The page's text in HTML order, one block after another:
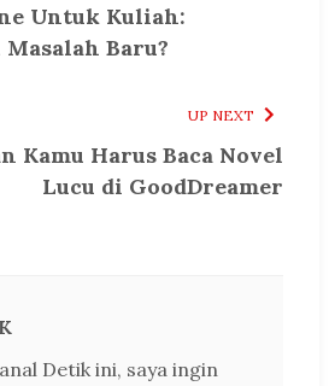
Untuk Kuliah:
Baru?
UP NEXT
Kamu Harus Baca Novel
Lucu di GoodDreamer
Detik ini, saya ingin